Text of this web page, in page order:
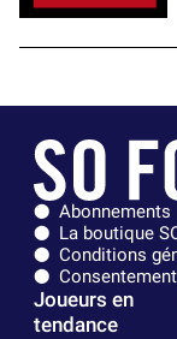
Abonnements
La boutique
Conditions
Consentement
Joueurs en
tendance